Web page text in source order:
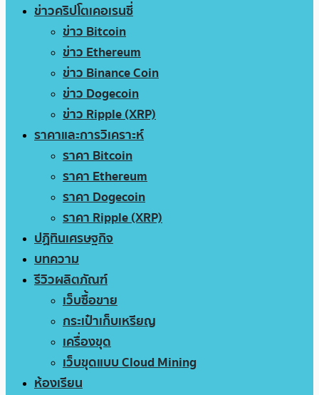
ข่าวคริปโตเคอเรนซี่
ข่าว Bitcoin
ข่าว Ethereum
ข่าว Binance Coin
ข่าว Dogecoin
ข่าว Ripple (XRP)
ราคาและการวิเคราะห์
ราคา Bitcoin
ราคา Ethereum
ราคา Dogecoin
ราคา Ripple (XRP)
ปฏิทินเศรษฐกิจ
บทความ
รีวิวผลิตภัณฑ์
เว็บซื้อขาย
กระเป๋าเก็บเหรียญ
เครื่องขุด
เว็บขุดแบบ Cloud Mining
ห้องเรียน